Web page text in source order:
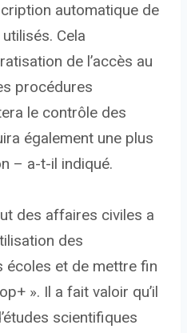
automatique de
Cela
de l’accès au
procédures
le contrôle des
également une plus
– a-t-il indiqué.
des affaires civiles a
des
écoles et de mettre fin
». Il a fait valoir qu’il
scientifiques